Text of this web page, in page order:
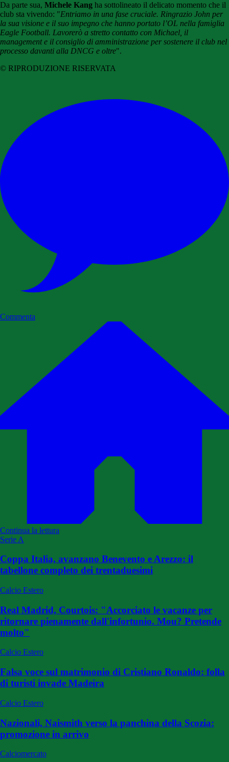
Da parte sua, Michele Kang ha sottolineato il delicato momento che il
club sta vivendo: "Entriamo in una fase cruciale. Ringrazio John per
la sua visione e il suo impegno che hanno portato l’OL nella famiglia
Eagle Football. Lavorerò a stretto contatto con Michael, il
management e il consiglio di amministrazione per sostenere il club nel
processo davanti alla DNCG e oltre".
© RIPRODUZIONE RISERVATA
Commenta
Continua la lettura
Serie A
Coppa Italia, avanzano Benevento e Arezzo: il
tabellone completo dei trentaduesimi
Calcio Estero
Real Madrid, Courtois: "Accorciato le vacanze per
ritornare pienamente dall'infortunio. Mou? Pretende
molto"
Calcio Estero
Falsa voce sul matrimonio di Cristiano Ronaldo: folla
di turisti invade Madeira
Calcio Estero
Nazionali, Naismith verso la panchina della Scozia:
promozione in arrivo
Calciomercato